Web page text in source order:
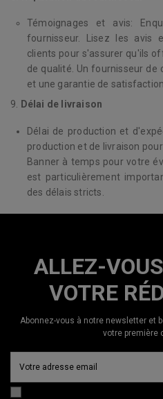
Témoignages et avis:
fournisseur. Lisez les avis
clients pour s'assurer qu'ils
de qualité. Un fournisseur
et une garantie de satisfaction.
9.
Délai de livraison
Délai de production et
production et de livraison
Banner à temps pour votre
est particulièrement
des délais stricts.
ALLEZ-
VOTRE
Abonnez-vous à notre newsletter et
votre première